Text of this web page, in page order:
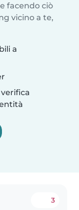
facendo ciò
vicino a te,
a
3